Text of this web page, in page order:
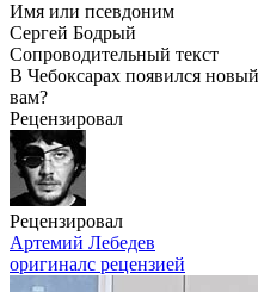
Имя или псевдоним
Сергей Бодрый
Сопроводительный текст
В Чебоксарах появился
вам?
Рецензировал
Рецензировал
Артемий Лебедев
оригиналс рецензией